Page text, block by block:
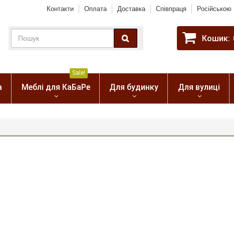
Контакти Оплата Доставка Співпраця Російською
Кошик:
Меблі для КаБаРе
Sale!
Для будинку Для вулиці